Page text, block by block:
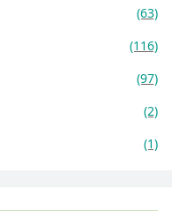
(63)
(116)
(97)
(2)
(1)